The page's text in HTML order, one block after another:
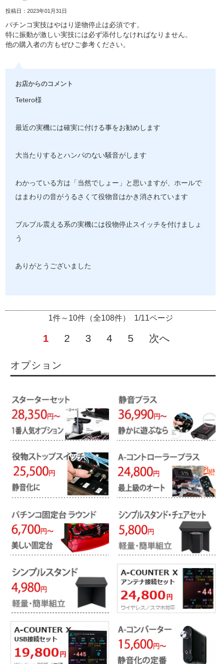
投稿日：2023年01月31日
パチンコ実技はやはり逆物停止は必須です。
特に振動が激しい実技には必ず添付しなければなりません。
他の購入者の方もぜひご参考ください。
お店からのコメント
Tetero様
最近の実機には確実に付ける事をお勧めします
大当たりするとハンパのない騒音がします
わかっている方は「当然でしょー」と思いますが、ホールで
はまわりの音がうるさくて役物音はかき消されています
ブルブル震える系の実機には役物停止スイッチを付けましょ
う
ありがとうございました
1件～10件（全108件） 1/11ページ
1 2 3 4 5 次へ
オプション